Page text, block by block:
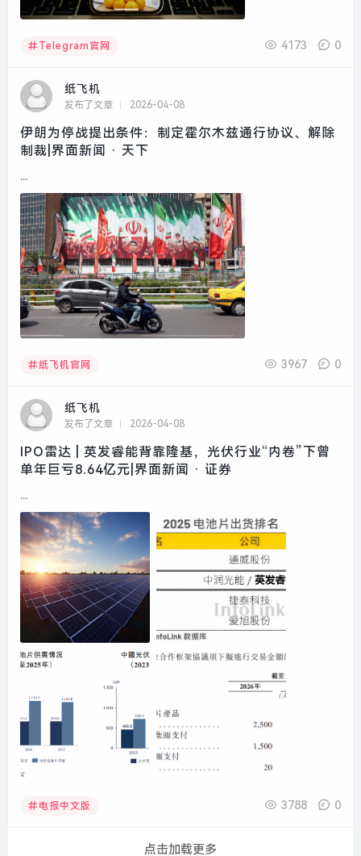
Telegram官网 4173 0
纸飞机
发布了文章 2026-04-08
伊朗为停战提出条件：制定霍尔木兹通行协议、解除
制裁|界面新闻 · 天下
...
纸飞机官网 3967 0
纸飞机
发布了文章 2026-04-08
IPO雷达 | 英发睿能背靠隆基，光伏行业“内卷”下曾
单年巨亏8.64亿元|界面新闻 · 证券
...
电报中文版 3788 0
点击加载更多